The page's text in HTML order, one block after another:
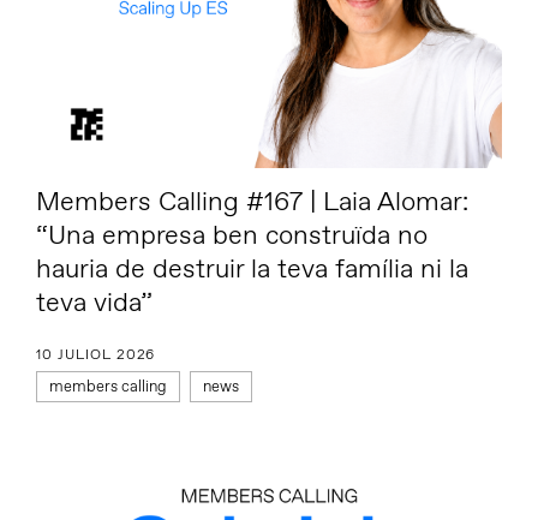
Members Calling #167 | Laia Alomar:
“Una empresa ben construïda no
hauria de destruir la teva família ni la
teva vida”
10 JULIOL 2026
members calling news